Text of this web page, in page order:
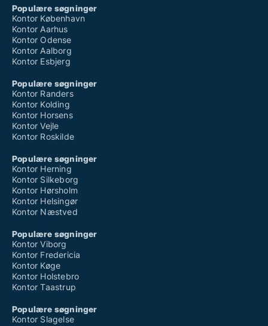
Populære søgninger
Kontor København
Kontor Aarhus
Kontor Odense
Kontor Aalborg
Kontor Esbjerg
Populære søgninger
Kontor Randers
Kontor Kolding
Kontor Horsens
Kontor Vejle
Kontor Roskilde
Populære søgninger
Kontor Herning
Kontor Silkeborg
Kontor Hørsholm
Kontor Helsingør
Kontor Næstved
Populære søgninger
Kontor Viborg
Kontor Fredericia
Kontor Køge
Kontor Holstebro
Kontor Taastrup
Populære søgninger
Kontor Slagelse